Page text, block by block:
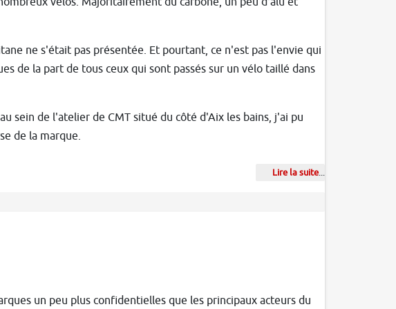
ne s'était pas présentée. Et pourtant, ce n'est pas l'envie qui
de la part de tous ceux qui sont passés sur un vélo taillé dans
sein de l'atelier de CMT situé du côté d'Aix les bains, j'ai pu
de la marque.
Lire la suite...
un peu plus confidentielles que les principaux acteurs du